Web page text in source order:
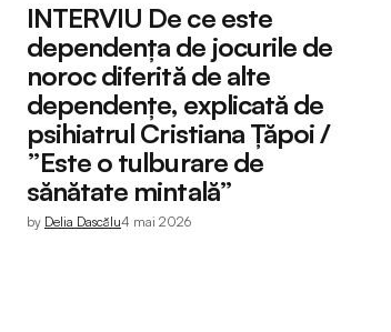
INTERVIU De ce este
dependența de jocurile de
noroc diferită de alte
dependențe, explicată de
psihiatrul Cristiana Țăpoi /
”Este o tulburare de
sănătate mintală”
by Delia Dascălu4 mai 2026